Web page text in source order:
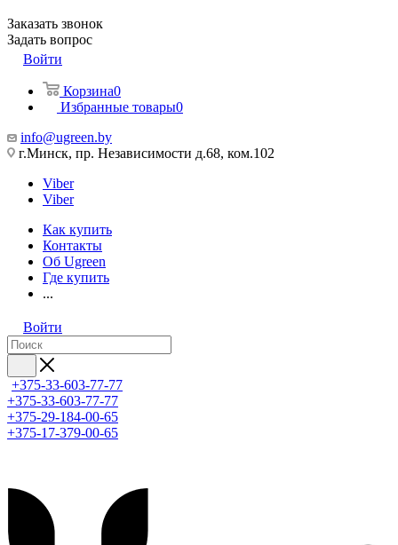
Заказать звонок
Задать вопрос
Войти
Корзина0
Избранные товары0
info@ugreen.by
г.Минск, пр. Независимости д.68, ком.102
Viber
Viber
Как купить
Контакты
Об Ugreen
Где купить
...
Войти
+375-33-603-77-77
+375-33-603-77-77
+375-29-184-00-65
+375-17-379-00-65